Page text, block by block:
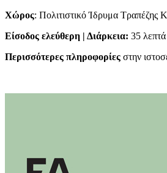
Χώρος: Πολιτιστικό Ίδρυμα
Είσοδος ελεύθερη | Διάρκεια: 35 λεπτά
Περισσότερες πληροφορίες στην